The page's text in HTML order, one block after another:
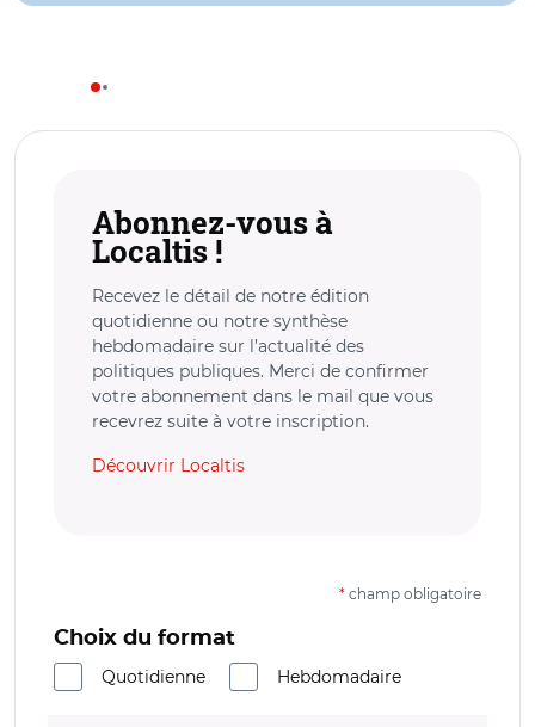
Abonnez-vous à
Localtis !
Recevez le détail de notre édition
quotidienne ou notre synthèse
hebdomadaire sur l’actualité des
politiques publiques. Merci de confirmer
votre abonnement dans le mail que vous
recevrez suite à votre inscription.
Découvrir Localtis
* champ obligatoire
Choix du format
Quotidienne
Hebdomadaire